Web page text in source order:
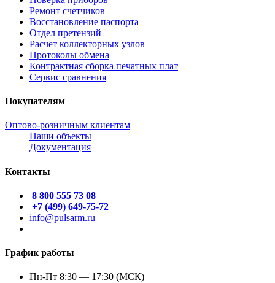
Ремонт счетчиков
Восстановление паспорта
Отдел претензий
Расчет коллекторных узлов
Протоколы обмена
Контрактная сборка печатных плат
Сервис сравнения
Покупателям
Оптово-розничным клиентам
Наши объекты
Документация
Контакты
8 800 555 73 08
+7 (499) 649-75-72
info@pulsarm.ru
График работы
Пн-Пт 8:30 — 17:30 (МСК)